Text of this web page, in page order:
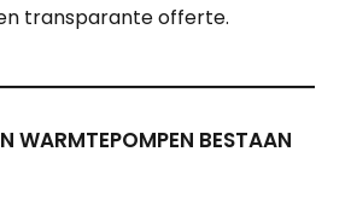
transparante offerte.
WARMTEPOMPEN BESTAAN